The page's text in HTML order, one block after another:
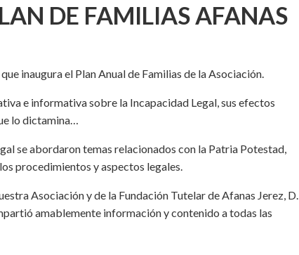
DE FAMILIAS AFANAS
inaugura el Plan Anual de Familias de la Asociación.
e informativa sobre la Incapacidad Legal, sus efectos
lo dictamina…
se abordaron temas relacionados con la Patria Potestad,
procedimientos y aspectos legales.
Asociación y de la Fundación Tutelar de Afanas Jerez, D.
amablemente información y contenido a todas las